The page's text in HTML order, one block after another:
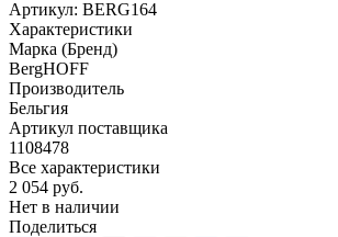
Артикул: BERG164
Характеристики
Марка (Бренд)
BergHOFF
Производитель
Бельгия
Артикул поставщика
1108478
Все характеристики
2 054 руб.
Нет в наличии
Поделиться